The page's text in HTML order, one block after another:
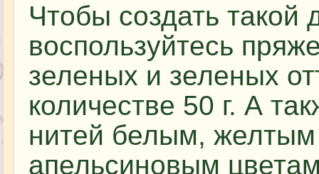
Чтобы создать такой
воспользуйтесь
зеленых и зеленых
количестве 50 г. А
нитей белым,
апельсиновым